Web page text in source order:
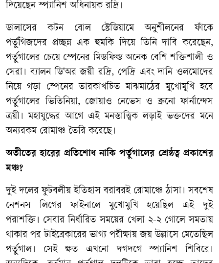
দিয়েছেন স্প্যানিশ অধিনায়ক রদ্রি।
ডালাসের কটন বোল স্টেডিয়ামে অনুশীলনের ফাঁকে
পর্তুগিজদের প্রচ্ছন্ন এক হুমকি দিয়ে তিনি দাবি করেছেন,
পর্তুগালের চেয়ে স্পেনের মিডফিল্ড অনেক বেশি শক্তিশালী ও
সেরা। ব্যালন ডি'অর জয়ী রদ্রি, পেদ্রি এবং দানি ওলমোদের
নিয়ে গড়া স্পেনের তারকাখচিত মাঝমাঠের মুখোমুখি হবে
পর্তুগালের ভিতিনিয়া, জোয়াও নেভেস ও ব্রুনো ফার্নান্দেস
ত্রয়ী। মহাযুদ্ধের আগে এই মনস্তাত্ত্বিক লড়াই ভক্তদের মনে
অন্যরকম রোমাঞ্চ তৈরি করেছে।
অতীতের হারের প্রতিশোধ নাকি পর্তুগালের শ্রেষ্ঠত্ব প্রকাশের
মঞ্চ?
দুই দলের ফুটবলীয় ইতিহাস বরাবরই রোমাঞ্চে ঠাসা। সবশেষ
নেশনস লিগের ফাইনালে মুখোমুখি হয়েছিল এই দুই
পরাশক্তি। সেবার নির্ধারিত সময়ের খেলা ২-২ গোলে সমতায়
থাকার পর টাইব্রেকারের ভাগ্য পরীক্ষায় জয় উল্লাসে মেতেছিল
পর্তুগাল। সেই ক্ষত এখনো দগদগে স্প্যানিশ শিবিরে।